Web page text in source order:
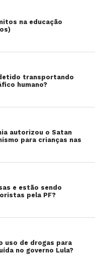
na educação
transportando
humano?
autorizou o Satan
para crianças nas
e estão sendo
pela PF?
uso de drogas para
no governo Lula?